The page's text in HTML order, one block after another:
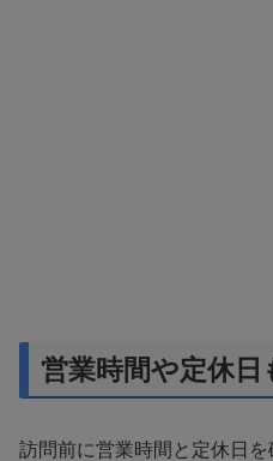
営業時間や定休日
訪問前に営業時間と定休日を